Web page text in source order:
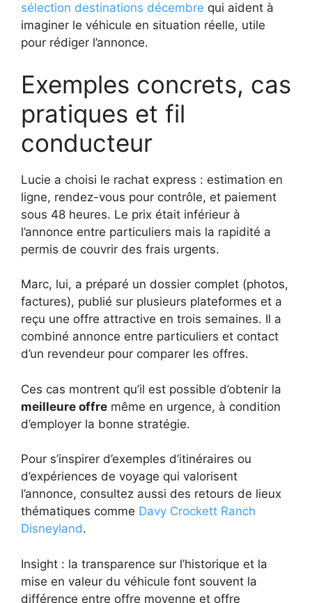
sélection destinations décembre qui aident à
imaginer le véhicule en situation réelle, utile
pour rédiger l’annonce.
Exemples concrets, cas
pratiques et fil
conducteur
Lucie a choisi le rachat express : estimation en
ligne, rendez-vous pour contrôle, et paiement
sous 48 heures. Le prix était inférieur à
l’annonce entre particuliers mais la rapidité a
permis de couvrir des frais urgents.
Marc, lui, a préparé un dossier complet (photos,
factures), publié sur plusieurs plateformes et a
reçu une offre attractive en trois semaines. Il a
combiné annonce entre particuliers et contact
d’un revendeur pour comparer les offres.
Ces cas montrent qu’il est possible d’obtenir la
meilleure offre même en urgence, à condition
d’employer la bonne stratégie.
Pour s’inspirer d’exemples d’itinéraires ou
d’expériences de voyage qui valorisent
l’annonce, consultez aussi des retours de lieux
thématiques comme Davy Crockett Ranch
Disneyland.
Insight : la transparence sur l’historique et la
mise en valeur du véhicule font souvent la
différence entre offre moyenne et offre